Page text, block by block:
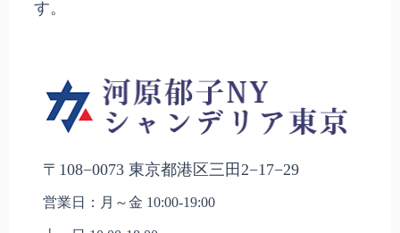
す。
〒108−0073 東京都港区三田2−17−29
営業日：月～金 10:00-19:00